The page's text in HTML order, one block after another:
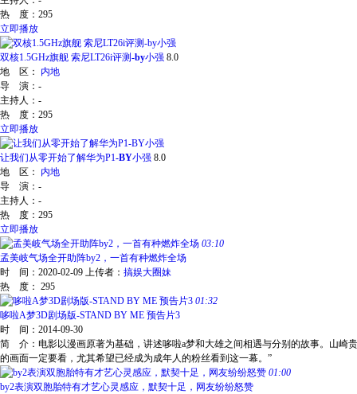
热 度： 295
立即播放
双核1.5GHz旗舰 索尼LT26i评测-by小强 8.0
地 区：
内地
导 演： -
主持人： -
热 度： 295
立即播放
让我们从零开始了解华为P1-BY小强 8.0
地 区：
内地
导 演： -
主持人： -
热 度： 295
立即播放
03:10
孟美岐气场全开助阵by2，一首有种燃炸全场
时 间： 2020-02-09 上传者： 搞娱大圈妹
热 度： 295
01:32
哆啦A梦3D剧场版-STAND BY ME 预告片3
时 间： 2014-09-30
简 介： 电影以漫画原著为基础，讲述哆啦a梦和大雄之间相遇与分别的故事。山崎
的画面一定要看，尤其希望已经成为成年人的粉丝看到这一幕。”
01:00
by2表演双胞胎特有才艺心灵感应，默契十足，网友纷纷怒赞